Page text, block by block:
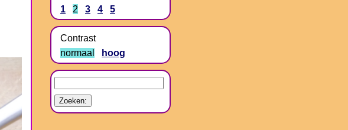
1
2 3 4 5
Contrast
normaal
hoog